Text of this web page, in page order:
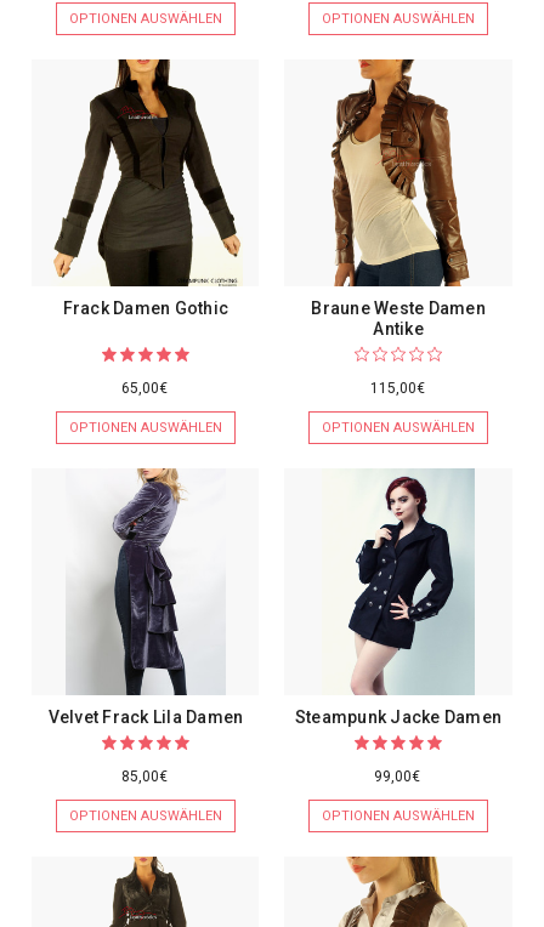
OPTIONEN AUSWÄHLEN OPTIONEN AUSWÄHLEN
Frack Damen Gothic
65,00€
OPTIONEN AUSWÄHLEN
Braune Weste Damen
Antike
115,00€
OPTIONEN AUSWÄHLEN
Velvet Frack Lila Damen
85,00€
OPTIONEN AUSWÄHLEN
Steampunk Jacke Damen
99,00€
OPTIONEN AUSWÄHLEN